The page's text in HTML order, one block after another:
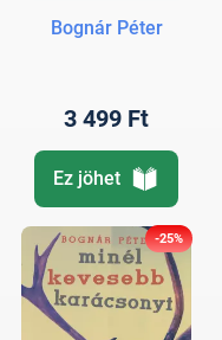
Bognár Péter
3 499 Ft
Ez jöhet
-25%